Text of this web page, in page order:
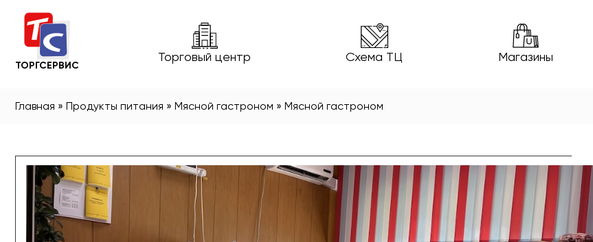
ТОРГСЕРВИС
Торговый центр Схема ТЦ Магазины
Главная » Продукты питания » Мясной гастроном » Мясной гастроном